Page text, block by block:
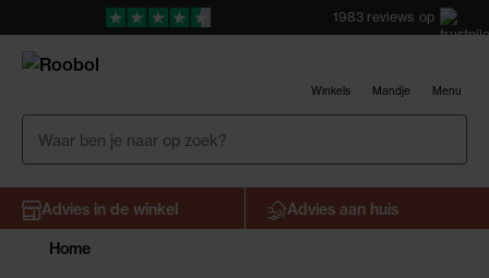
1983 reviews op
Winkels Mandje Menu
Advies in de winkel
Advies aan huis
Home